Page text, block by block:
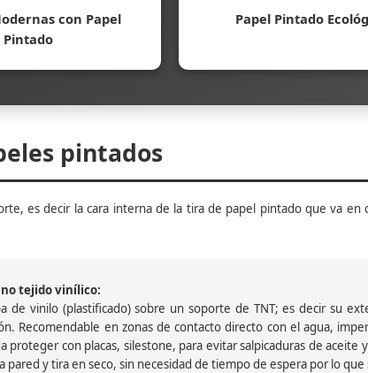
con Papel
Pintado
Papel Pintado
pintados
es decir la cara interna de la tira de papel pintado que va
tejido vinílico:
de vinilo (plastificado) sobre un soporte de TNT; es decir su
Recomendable en zonas de contacto directo con el agua,
proteger con placas, silestone, para evitar salpicaduras de
pared y tira en seco, sin necesidad de tiempo de espera por lo que